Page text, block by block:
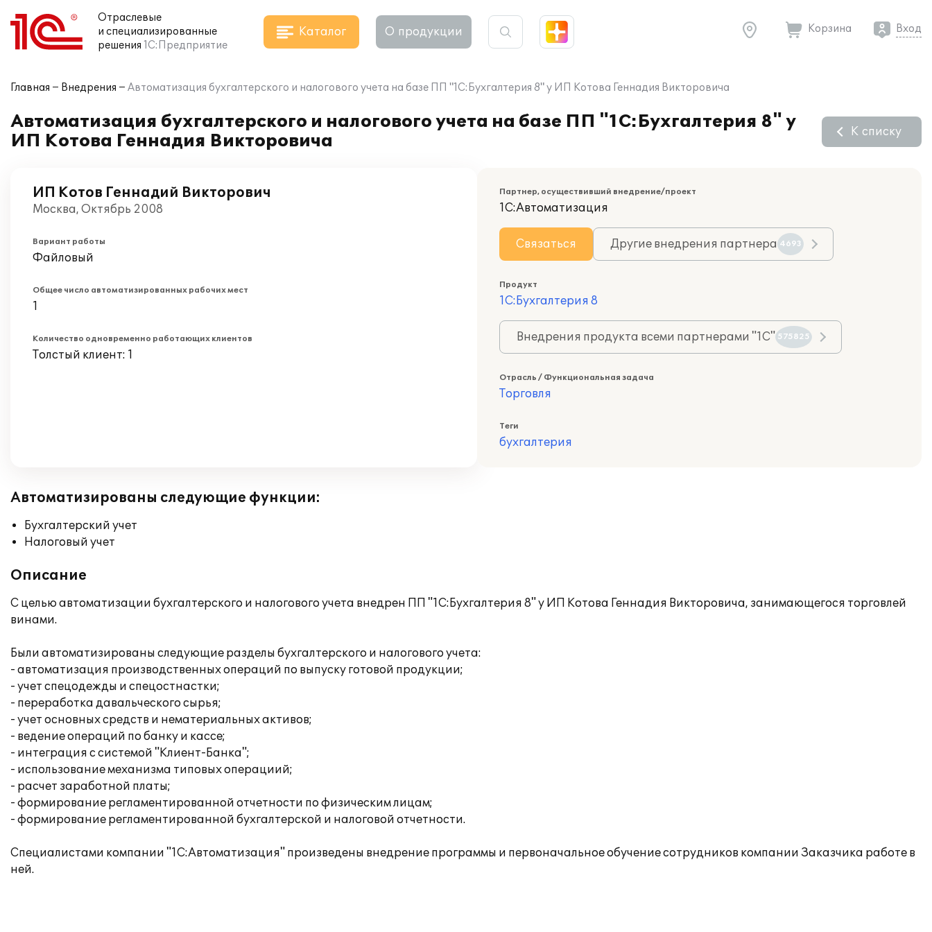
Отраслевые
и специализированные
решения 1С:Предприятие
Каталог О продукции Корзина Вход
Главная Внедрения Автоматизация бухгалтерского и налогового учета на базе ПП "1С:Бухгалтерия 8" у ИП Котова Геннадия Викторовича
Автоматизация бухгалтерского и налогового учета на базе ПП "1С:Бухгалтерия 8" у
ИП Котова Геннадия Викторовича
К списку
ИП Котов Геннадий Викторович
Москва, Октябрь 2008
Вариант работы
Файловый
Общее число автоматизированных рабочих мест
1
Количество одновременно работающих клиентов
Толстый клиент: 1
Партнер, осуществивший внедрение/проект
1С:Автоматизация
Связаться Другие внедрения партнера 4693
Продукт
1С:Бухгалтерия 8
Внедрения продукта всеми партнерами "1С" 575825
Отрасль / Функциональная задача
Торговля
Теги
бухгалтерия
Автоматизированы следующие функции:
Бухгалтерский учет
Налоговый учет
Описание
С целью автоматизации бухгалтерского и налогового учета внедрен ПП "1С:Бухгалтерия 8" у ИП Котова Геннадия Викторовича, занимающегося торговлей
винами.
Были автоматизированы следующие разделы бухгалтерского и налогового учета:
- автоматизация производственных операций по выпуску готовой продукции;
- учет спецодежды и спецостнастки;
- переработка давальческого сырья;
- учет основных средств и нематериальных активов;
- ведение операций по банку и кассе;
- интеграция с системой "Клиент-Банка";
- использование механизма типовых операциий;
- расчет заработной платы;
- формирование регламентированной отчетности по физическим лицам;
- формирование регламентированной бухгалтерской и налоговой отчетности.
Специалистами компании "1С:Автоматизация" произведены внедрение программы и первоначальное обучение сотрудников компании Заказчика работе в
ней.